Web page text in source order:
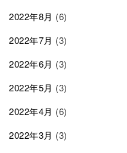
2022年8月 (6)
2022年7月 (3)
2022年6月 (3)
2022年5月 (3)
2022年4月 (6)
2022年3月 (3)